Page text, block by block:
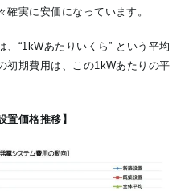
実に安価になっています。
“1kWあたりいくら” という平均
初期費用は、この1kWあたりの平
置価格推移】